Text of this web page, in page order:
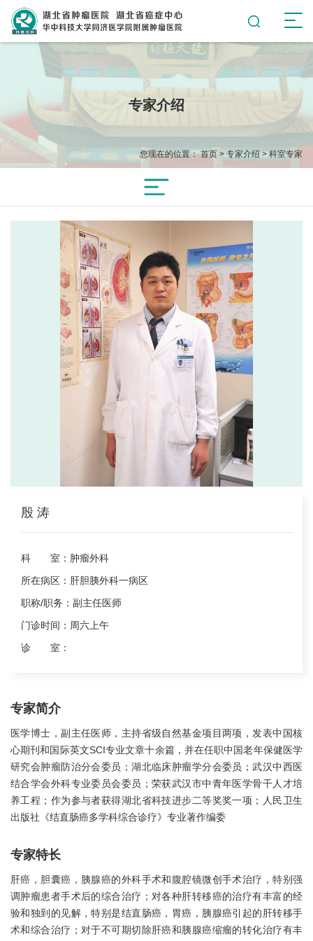
专家介绍
您现在的位置： 首页 >专家介绍>科室专家
殷 涛
科 室： 肿瘤外科
所在病区： 肝胆胰外科一病区
职称/职务： 副主任医师
门诊时间： 周六上午
诊 室：
专家简介
医学博士，副主任医师，主持省级自然基金项目两项，发表中国核
心期刊和国际英文SCI专业文章十余篇，并在任职中国老年保健医学
研究会肿瘤防治分会委员；湖北临床肿瘤学分会委员；武汉中西医
结合学会外科专业委员会委员；荣获武汉市中青年医学骨干人才培
养工程；作为参与者获得湖北省科技进步二等奖奖一项；人民卫生
出版社《结直肠癌多学科综合诊疗》专业著作编委
专家特长
肝癌，胆囊癌，胰腺癌的外科手术和腹腔镜微创手术治疗，特别强
调肿瘤患者手术后的综合治疗；对各种肝转移癌的治疗有丰富的经
验和独到的见解，特别是结直肠癌，胃癌，胰腺癌引起的肝转移手
术和综合治疗；对于不可期切除肝癌和胰腺癌缩瘤的转化治疗有丰